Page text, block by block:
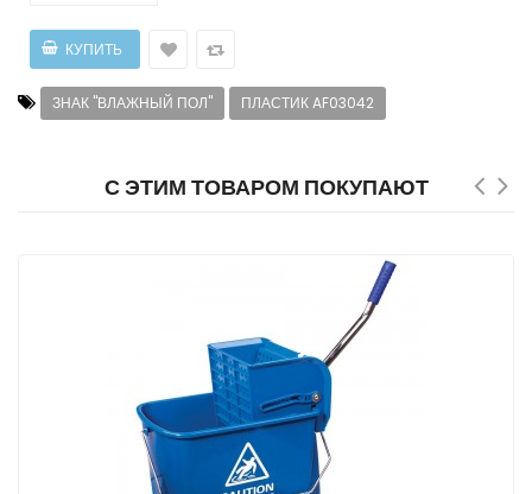
ЗНАК "ВЛАЖНЫЙ ПОЛ" ПЛАСТИК AF03042
С ЭТИМ ТОВАРОМ ПОКУПАЮТ